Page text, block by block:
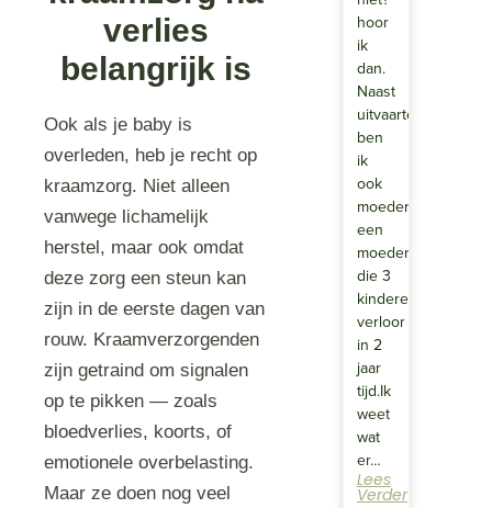
verlies
belangrijk is
Ook als je baby is
overleden, heb je recht op
kraamzorg. Niet alleen
vanwege lichamelijk
herstel, maar ook omdat
deze zorg een steun kan
zijn in de eerste dagen van
rouw. Kraamverzorgenden
zijn getraind om signalen
op te pikken — zoals
bloedverlies, koorts, of
emotionele overbelasting.
Maar ze doen nog veel
hoor
ik
dan.
Naast
uitvaartondernemer
ben
ik
ook
moeder,
een
moeder
die 3
kinderen
verloor
in 2
jaar
tijd.Ik
weet
wat
er…
Lees
Verder